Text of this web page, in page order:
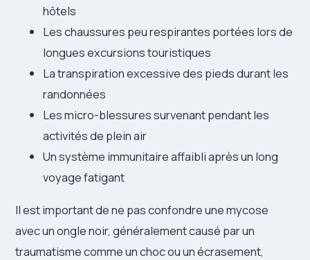
hôtels
Les chaussures peu respirantes portées lors de
longues excursions touristiques
La transpiration excessive des pieds durant les
randonnées
Les micro-blessures survenant pendant les
activités de plein air
Un système immunitaire affaibli après un long
voyage fatigant
Il est important de ne pas confondre une mycose
avec un ongle noir, généralement causé par un
traumatisme comme un choc ou un écrasement,